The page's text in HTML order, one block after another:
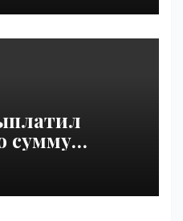
сумму
|